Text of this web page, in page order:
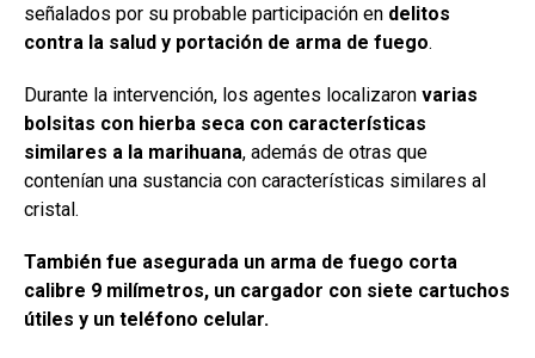
señalados por su probable participación en delitos
contra la salud y portación de arma de fuego.
Durante la intervención, los agentes localizaron varias
bolsitas con hierba seca con características
similares a la marihuana, además de otras que
contenían una sustancia con características similares al
cristal.
También fue asegurada un arma de fuego corta
calibre 9 milímetros, un cargador con siete cartuchos
útiles y un teléfono celular.